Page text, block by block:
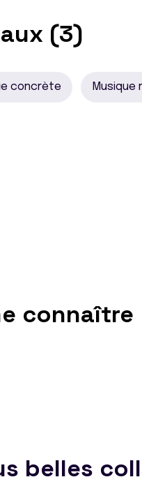
(3)
concrète
connaître
belles